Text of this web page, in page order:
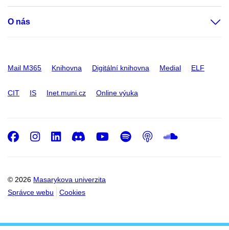
O nás
Mail M365 Knihovna Digitální knihovna Medial ELF
CIT IS Inet.muni.cz Online výuka
© 2026 Masarykova univerzita
Správce webu
Cookies
Facebook
Instagram
LinkedIn
DiscordYoutube
Spotify
Podcast